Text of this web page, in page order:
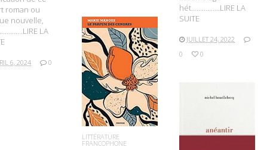
roman ou
nouvelle,
LA
6, 2024
0
hét…………….LIRE LA
SUITE
JUILLET 24, 2022
0
0
LIRE LA SUITE
LITTÉRATURE
FRANCOPHONE
LIRE LA SUITE